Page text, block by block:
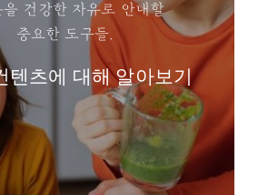
을 건강한 자유로 안내할
중요한 도구들.
텐츠에 대해 알아보기